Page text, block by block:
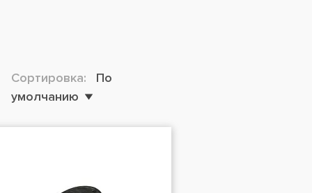
Сортировка:
По
умолчанию